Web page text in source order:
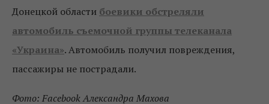
Донецкой области боевики обстреляли
автомобиль съемочной группы телеканала
«Украина». Автомобиль получил повреждения,
пассажиры не пострадали.
Фото: Facebook Александра Махова